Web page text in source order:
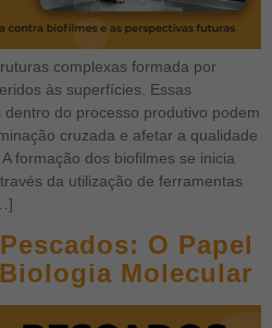
complexas formada por
às superfícies. Essas
do processo produtivo podem
cruzada e afetar a qualidade
formação dos biofilmes se inicia
da utilização de ferramentas
O Papel
Molecular